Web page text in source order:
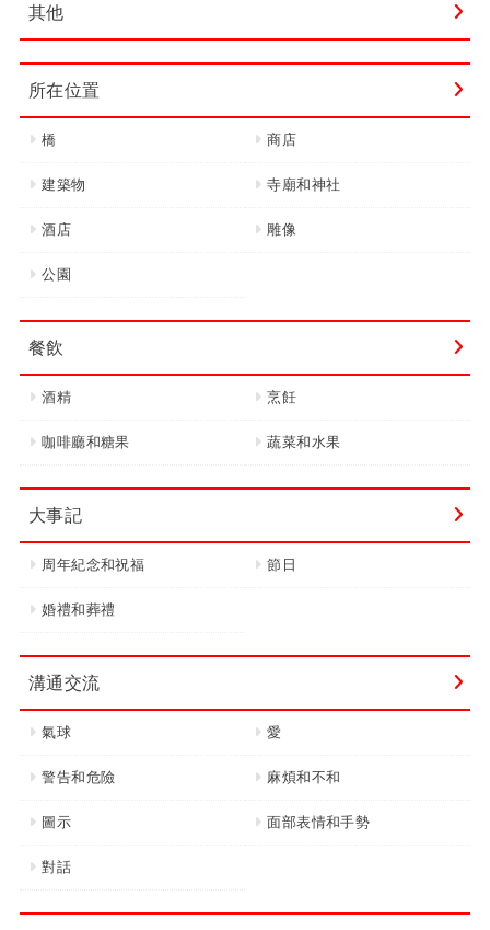
其他
所在位置
橋 商店
建築物 寺廟和神社
酒店 雕像
公園
餐飲
酒精 烹飪
咖啡廳和糖果 蔬菜和水果
大事記
周年紀念和祝福 節日
婚禮和葬禮
溝通交流
氣球 愛
警告和危險 麻煩和不和
圖示 面部表情和手勢
對話